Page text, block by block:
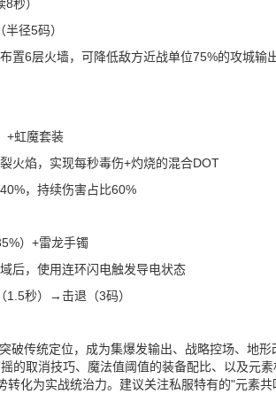
秒）
径5码）
置6层火墙，可降低敌方近战单位75%的攻城输
+虹魔套装
焰，实现每秒毒伤+灼烧的混合DOT
，持续伤害占比60%
）+雷龙手镯
后，使用连环闪电触发导电状态
秒）→击退（3码）
破传统定位，成为集爆发输出、战略控场、地形
的取消技巧、魔法值阈值的装备配比、以及元
转化为实战统治力。建议关注私服特有的"元素